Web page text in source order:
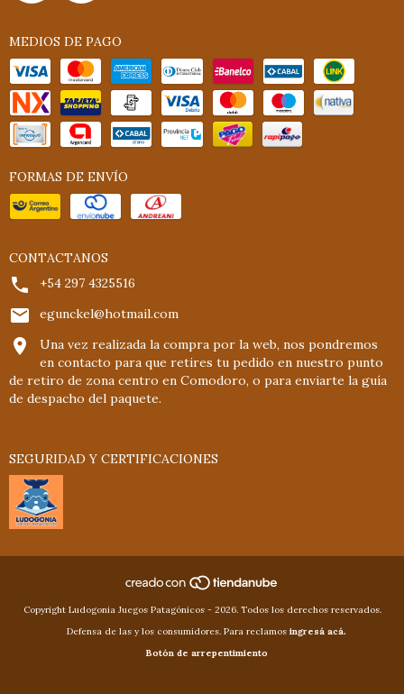
MEDIOS DE PAGO
FORMAS DE ENVÍO
CONTACTANOS
+54 297 4325516
egunckel@hotmail.com
Una vez realizada la compra por la web, nos pondremos
en contacto para que retires tu pedido en nuestro punto
de retiro de zona centro en Comodoro, o para enviarte la guía
de despacho del paquete.
SEGURIDAD Y CERTIFICACIONES
Copyright Ludogonia Juegos Patagónicos - 2026. Todos los derechos reservados.
Defensa de las y los consumidores. Para reclamos ingresá acá.
Botón de arrepentimiento